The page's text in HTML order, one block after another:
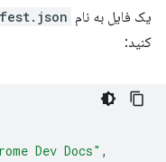
یک فایل به نام
کنید:
Dev Docs" ,